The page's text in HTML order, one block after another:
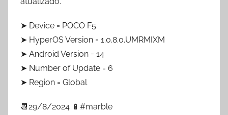
➤ Device = POCO F5
➤ HyperOS Version = 1.0.8.0.UMRMIXM
➤ Android Version = 14
➤ Number of Update = 6
➤ Region = Global
📆29/8/2024 📱#marble